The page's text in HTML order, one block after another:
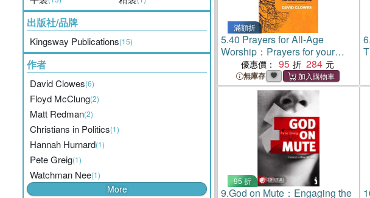
出版社/品牌
Kingsway Publications(15)
作者
David Clowes(6)
Floyd McClung(2)
Matt Redman(2)
Christians in Politics(1)
Hannah Hurnard(1)
Pete Greig(1)
Watchman Nee(1)
More
滿額折
5.40 Prayers for All-Age
Worship：Prayers for your
Church and small group
優惠價： 95 284
無庫存
6.
95 折
9.God on Mute：Engaging the